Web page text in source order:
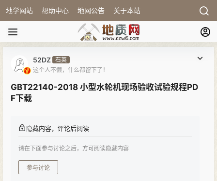
地学网站 帮助中心 地网公告 关于本站
52DZ 石英
这个人不懒，什么都留下了！
GBT22140-2018 小型水轮机现场验收试验规程PD
F下载
隐藏内容，评论后阅读
请在下面参与讨论之后，方可阅读隐藏内容
参与讨论